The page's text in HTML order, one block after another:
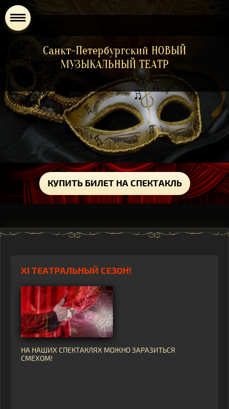
Санкт-Петербургский НОВЫЙ
МУЗЫКАЛЬНЫЙ ТЕАТР
XI ТЕАТРАЛЬНЫЙ СЕЗОН!
НА НАШИХ СПЕКТАКЛЯХ МОЖНО ЗАРАЗИТЬСЯ
СМЕХОМ!